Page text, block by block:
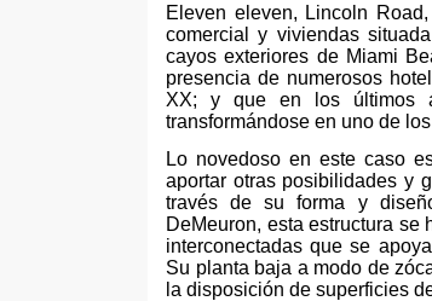
Eleven eleven, Lincoln
comercial y viviendas
cayos exteriores de Miami
presencia de numerosos
XX; y que en los últimos
transformándose en uno de
Lo novedoso en este caso
aportar otras posibilidades y
través de su forma y
DeMeuron, esta estructura
interconectadas que se
Su planta baja a modo de
la disposición de superficies